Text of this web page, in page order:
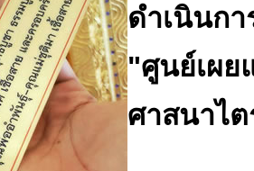
ดำเนินก
"ศูนย์เผย
ศาสนาไ